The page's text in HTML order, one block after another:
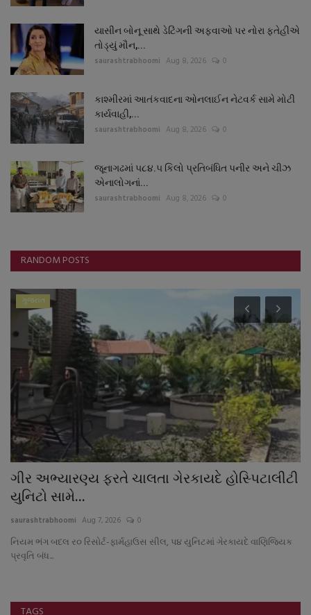
યાસીન બોનૂ સાથે ડેટિંગની અફવાઓ પર નોરા ફતેહીએ
તોડ્યું મૌન,...
saurashtrabhoomi Aug 8, 2026 0
કાશ્મીરમાં આતંકવાદના ઓનલાઈન નેટવર્ક સામે મોટી
કાર્યવાહી,...
saurashtrabhoomi Aug 8, 2026 0
જૂનાગઢમાં ૫૮૪.૫ કિલો પ્રતિબંધિત પનીર અને ચીઝ
એનાલોગનાં...
saurashtrabhoomi Aug 8, 2026 0
RANDOM POSTS
ગુજરાત
ગીર અભ્યારણ્ય ફરતે ચાલતા ગેરકાયદે હોસ્પિટાલીટી
યુનિટો સામે...
saurashtrabhoomi Aug 7, 2026 0
નિયમ ભંગ બદલ ર૦ રિસોર્ટ-ફાર્મહાઉસ સીલ, પ૪ યુનિટમાં ગેરકાયદે વાણિજ્યિક
પ્રવૃતિ બંધ...
TAGS